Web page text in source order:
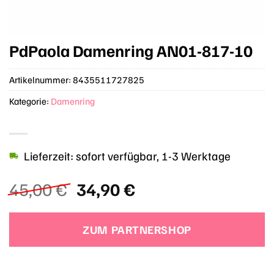
PdPaola Damenring AN01-817-10
45,00€ Ursprünglicher
Preis
war:
45,00 €
34,90€Aktueller
ist:
34,90 €.
Lieferzeit: sofort verfügbar, 1-3 Werktage
ZUM PARTNERSHOP
Artikelnummer: 8435511727825
Kategorie: Damenring